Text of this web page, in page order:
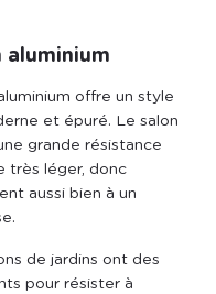
aluminium
offre un style
et épuré. Le salon
grande résistance
très léger, donc
aussi bien à un
de jardins ont des
pour résister à